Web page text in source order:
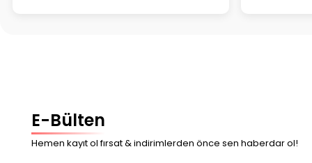
E-Bülten
Hemen kayıt ol fırsat & indirimlerden önce sen haberdar ol!